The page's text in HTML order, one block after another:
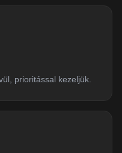
prioritással kezeljük.